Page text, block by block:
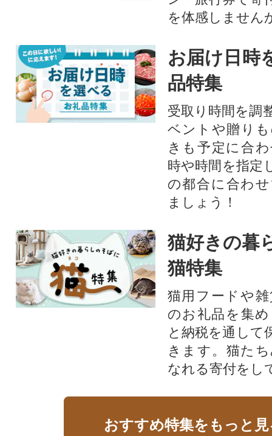
を体感しません
お届け日時
品特集
受取り時間を調
ベントや贈り
きも予定に合
時や時間を指定
の都合に合わ
ましょう！
猫好きの暮
猫特集
猫用フードや
のお礼品を集
と納税を通して
きます。猫た
なれる寄付をし
おすすめ特集をもっと